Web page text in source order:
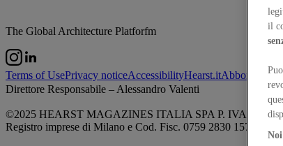
The Global Architecture Platforfm
Terms of UsePrivacy noticeAccessibilityHearst.it
Direttore Responsabile – Alessandro Valenti
©2025 HEARST MAGAZINES ITALIA SPA P. IVA
Registro imprese di Milano e Cod. Fisc. 0759 2830 157 -
il